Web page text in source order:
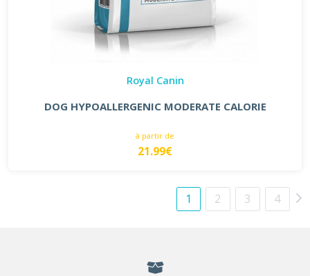
Royal Canin
DOG HYPOALLERGENIC MODERATE CALORIE
à partir de
21.99€
1 2 3 4